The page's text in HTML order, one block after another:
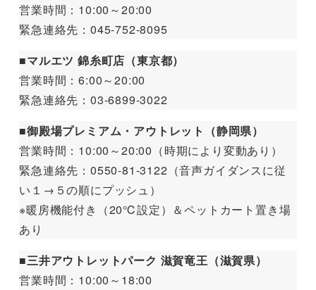
営業時間：10:00～20:00
緊急連絡先：045-752-8095
■マルエツ 錦糸町店（東京都）
営業時間：6:00～20:00
緊急連絡先：03-6899-3022
■御殿場プレミアム・アウトレット（静岡県）
営業時間：10:00～20:00（時期により変動あり）
緊急連絡先：0550-81-3122（音声ガイダンスに従
い１→５の順にプッシュ）
※暖房機能付き（20℃設定）＆ペットカート置き場
あり
■三井アウトレットパーク 滋賀竜王（滋賀県）
営業時間：10:00～18:00